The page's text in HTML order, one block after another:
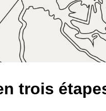
trois